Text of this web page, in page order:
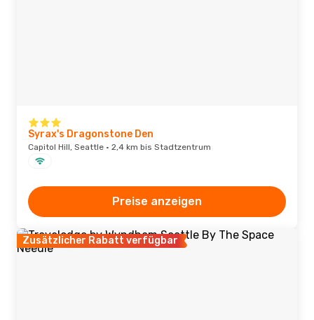
Syrax's Dragonstone Den
Capitol Hill, Seattle · 2,4 km bis Stadtzentrum
Preise anzeigen
Zusätzlicher Rabatt verfügbar